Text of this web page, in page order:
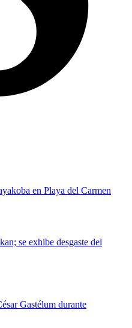
en Playa del Carmen
se exhibe desgaste del
Gastélum durante